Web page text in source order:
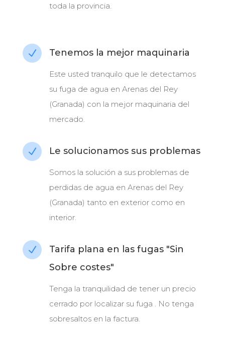
toda la provincia.
N Tenemos la mejor maquinaria
Este usted tranquilo que le detectamos
su fuga de agua en Arenas del Rey
(Granada) con la mejor maquinaria del
mercado.
N Le solucionamos sus problemas
Somos la solución a sus problemas de
perdidas de agua en Arenas del Rey
(Granada) tanto en exterior como en
interior.
N
Tarifa plana en las fugas "Sin
Sobre costes"
Tenga la tranquilidad de tener un precio
cerrado por localizar su fuga . No tenga
sobresaltos en la factura.